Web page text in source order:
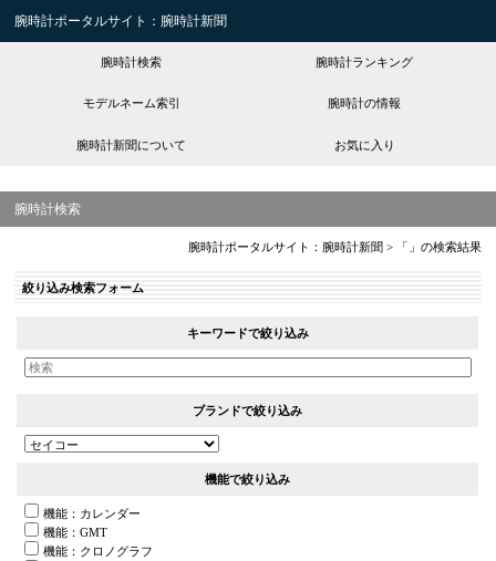
腕時計ポータルサイト：腕時計新聞
腕時計検索 腕時計ランキング
モデルネーム索引 腕時計の情報
腕時計新聞について お気に入り
腕時計検索
腕時計ポータルサイト：腕時計新聞 > 「」の検索結果
絞り込み検索フォーム
キーワードで絞り込み
ブランドで絞り込み
機能で絞り込み
機能：カレンダー
機能：GMT
機能：クロノグラフ